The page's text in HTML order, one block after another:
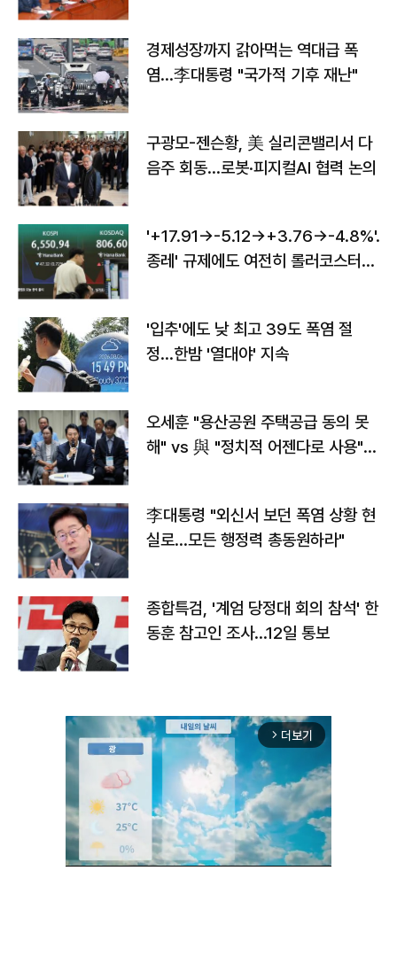
경제성장까지 갉아먹는 역대급 폭
염…李대통령 "국가적 기후 재난"
구광모-젠슨황, 美 실리콘밸리서 다
음주 회동…로봇·피지컬AI 협력 논의
'+17.91→-5.12→+3.76→-4.8%'…'
종레' 규제에도 여전히 롤러코스터
'입추'에도 낮 최고 39도 폭염 절
정…한밤 '열대야' 지속
오세훈 "용산공원 주택공급 동의 못
해" vs 與 "정치적 어젠다로 사용"
李대통령 "외신서 보던 폭염 상황 현
실로…모든 행정력 총동원하라"
종합특검, '계엄 당정대 회의 참석' 한
동훈 참고인 조사...12일 통보
arrow_forward_ios 더보기